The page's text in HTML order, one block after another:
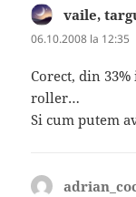
vaile,
06.10.2008 la 12:35
Corect, din
roller…
Si cum putem